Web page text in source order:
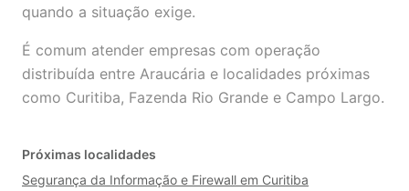
quando a situação exige.
É comum atender empresas com operação
distribuída entre Araucária e localidades próximas
como Curitiba, Fazenda Rio Grande e Campo Largo.
Próximas localidades
Segurança da Informação e Firewall em Curitiba